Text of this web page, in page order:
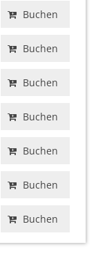
Buchen
Buchen
Buchen
Buchen
Buchen
Buchen
Buchen